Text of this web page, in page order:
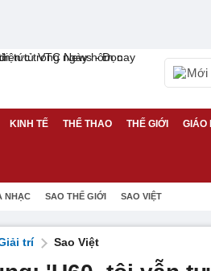
Mới
KINH TẾ THỂ THAO THẾ GIỚI GIÁO
NHẠC SAO THẾ GIỚI SAO VIỆT
trí Sao Việt